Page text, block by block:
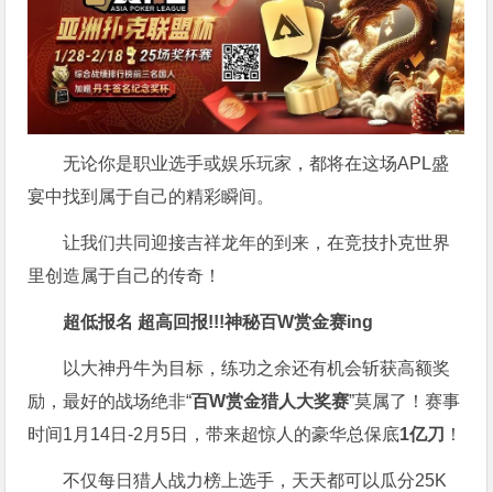
无论你是职业选手或娱乐玩家，都将在这场APL盛
宴中找到属于自己的精彩瞬间。
让我们共同迎接吉祥龙年的到来，在竞技扑克世界
里创造属于自己的传奇！
超低报名 超高回报!!!神秘百W赏金赛ing
以大神丹牛为目标，练功之余还有机会斩获高额奖
励，最好的战场绝非“百W赏金猎人大奖赛”莫属了！赛事
时间1月14日-2月5日，带来超惊人的豪华总保底1亿刀 ！
不仅每日猎人战力榜上选手，天天都可以瓜分25K